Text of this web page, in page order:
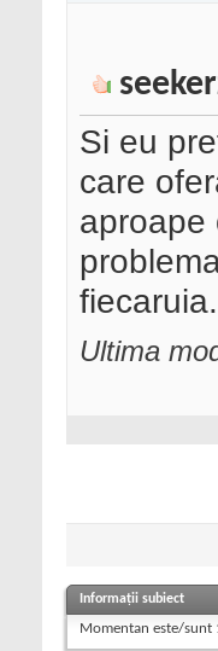
Si eu
care
aproape
Ultima
Informații subiect
Momentan este/sunt